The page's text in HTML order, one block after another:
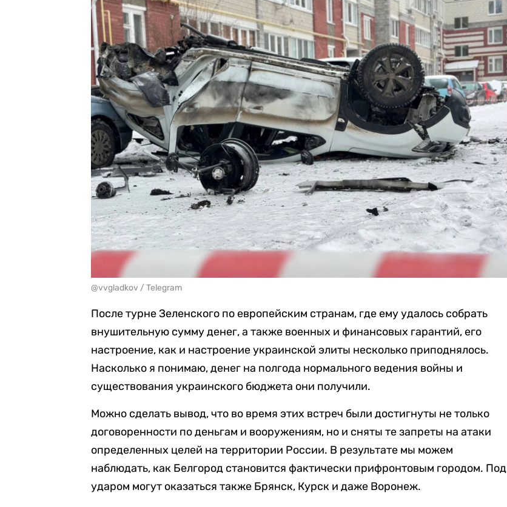
@vvgladkov / Telegram
После турне Зеленского по европейским странам, где ему удалось собрать
внушительную сумму денег, а также военных и финансовых гарантий, его
настроение, как и настроение украинской элиты несколько приподнялось.
Насколько я понимаю, денег на полгода нормального ведения войны и
существования украинского бюджета они получили.
Можно сделать вывод, что во время этих встреч были достигнуты не только
договоренности по деньгам и вооружениям, но и сняты те запреты на атаки
определенных целей на территории России. В результате мы можем
наблюдать, как Белгород становится фактически прифронтовым городом. Под
ударом могут оказаться также Брянск, Курск и даже Воронеж.